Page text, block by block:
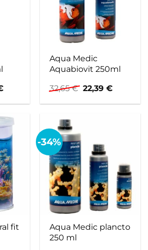
Aktueller
ist:
Aqua Medic
Aquabiovit 250ml
32,65€ Ursprünglicher
Preis
war:
22,39€
ist:
fit
-34%
Aqua Medic plancto
250 ml